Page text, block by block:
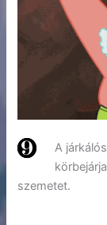
A
szemetet.